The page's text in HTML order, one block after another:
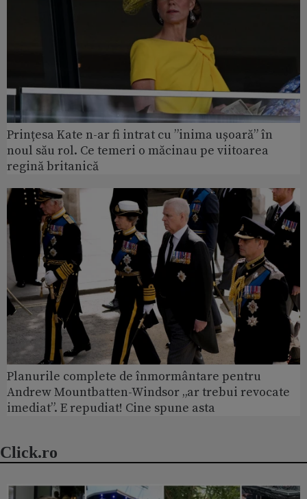
Prințesa Kate n-ar fi intrat cu ”inima ușoară” în
noul său rol. Ce temeri o măcinau pe viitoarea
regină britanică
Planurile complete de înmormântare pentru
Andrew Mountbatten-Windsor „ar trebui revocate
imediat”. E repudiat! Cine spune asta
Click.ro